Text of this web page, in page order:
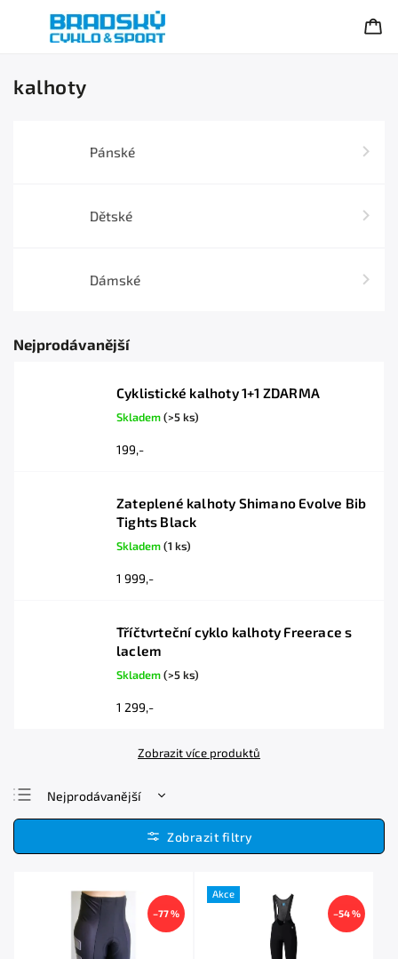
kalhoty
Pánské
Dětské
Dámské
Nejprodávanější
Cyklistické kalhoty 1+1 ZDARMA
Skladem(>5 ks)
199,-
Zateplené kalhoty Shimano Evolve Bib
Tights Black
Skladem(1 ks)
1 999,-
Tříčtvrteční cyklo kalhoty Freerace s
laclem
Skladem(>5 ks)
1 299,-
Zobrazit více produktů
Nejprodávanější
Nejlevnější
Nejdražší
–77 %
Akce
–54 %